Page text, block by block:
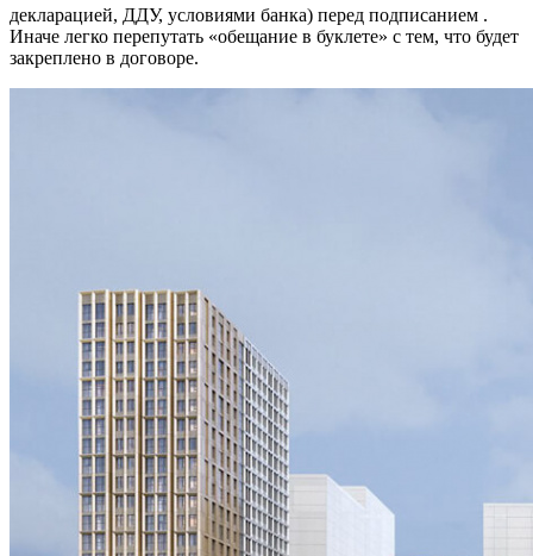
декларацией, ДДУ, условиями банка) перед подписанием .
Иначе легко перепутать «обещание в буклете» с тем, что будет
закреплено в договоре.